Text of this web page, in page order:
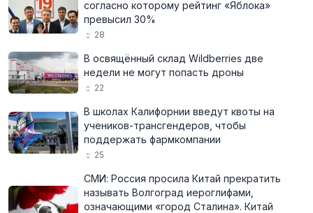
согласно которому рейтинг «Яблока»
превысил 30%
28
В освящённый склад Wildberries две
недели не могут попасть дроны
22
В школах Калифорнии введут квоты на
учеников-трансгендеров, чтобы
поддержать фармкомпании
25
СМИ: Россия просила Китай прекратить
называть Волгоград иероглифами,
означающими «город Сталина». Китай